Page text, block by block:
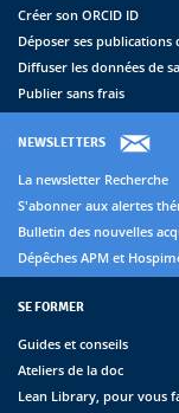
Créer son ORCID ID
Déposer ses publications
Diffuser les données de
Publier sans frais
NEWSLETTERS
La newsletter Recherche
S'abonner aux alertes
Bulletin des nouvelles
Dépêches APM et
SE FORMER
Guides et conseils
Ateliers de la doc
Lean Library, pour vous